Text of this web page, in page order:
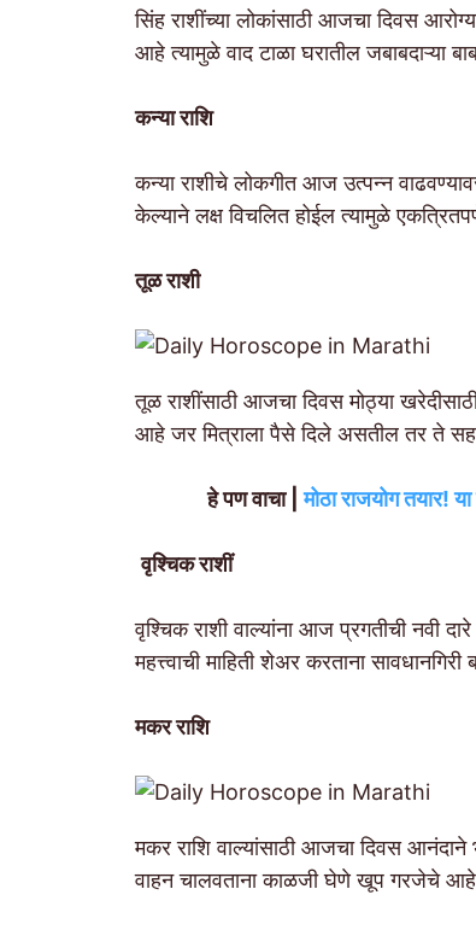
सिंह राशींच्या लोकांसाठी आजचा दिवस
आहे त्यामुळे वाद टाळा घरातील जबाबदाऱ्या
कन्या राशि
कन्या राशीचे लोकगीत आज उत्पन्न
केल्याने लक्ष विचलित होईल त्यामुळे
तूळ राशी
तूळ राशींसाठी आजचा दिवस मोठ्या
आहे जर मित्राला पैसे दिले असतील तर ते
हे पण वाचा |मोठा राजयोग तयार!
वृश्चिक राशीं
वृश्चिक राशी वाल्यांना आज प्रगतीची नवी
महत्त्वाची माहिती शेअर करताना
मकर राशि
मकर राशि वाल्यांसाठी आजचा दिवस
वाहन चालवताना काळजी घेणे खूप गरजेचे